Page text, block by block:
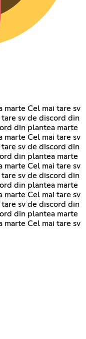
marte Cel mai tare sv
sv de discord din
din plantea marte
marte Cel mai tare sv
sv de discord din
din plantea marte
marte Cel mai tare sv
sv de discord din
din plantea marte
marte Cel mai tare sv
sv de discord din
din plantea marte
marte Cel mai tare sv